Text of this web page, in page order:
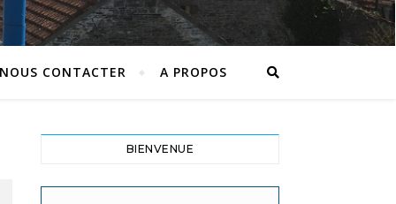
NOUS CONTACTER A PROPOS
BIENVENUE